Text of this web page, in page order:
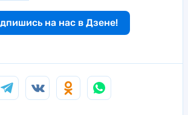
на нас в Дзене!